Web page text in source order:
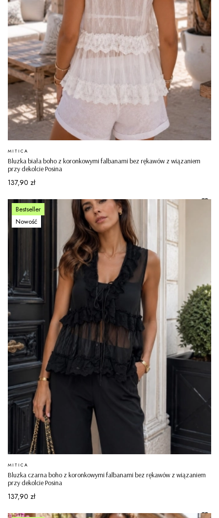
Bluzka biała boho z koronkowymi falbanami bez rękawów z wiązaniem
przy dekolcie Posina
PRODUCENT
MITICA
Cena
137,90 zł
Bestseller
Nowość
Bluzka czarna boho z koronkowymi falbanami bez rękawów z wiązaniem
przy dekolcie Posina
PRODUCENT
MITICA
Cena
137,90 zł